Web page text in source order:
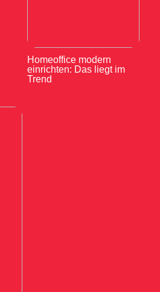
Homeoffice modern
einrichten: Das liegt im
Trend